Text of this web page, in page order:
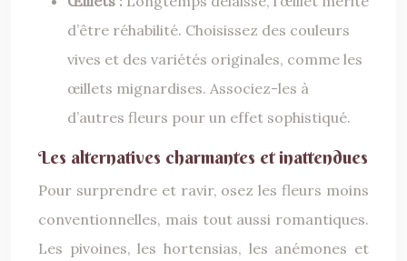
d’être réhabilité. Choisissez des couleurs
vives et des variétés originales, comme les
œillets mignardises. Associez-les à
d’autres fleurs pour un effet sophistiqué.
Les alternatives charmantes et inattendues
Pour surprendre et ravir, osez les fleurs moins
conventionnelles, mais tout aussi romantiques.
Les pivoines, les hortensias, les anémones et